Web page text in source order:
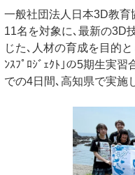
一般社団法人日本3D教育
11名を対象に､最新の3D
じた､人材の育成を目的
ﾝｽﾌﾟﾛｼﾞｪｸﾄ｣の5期生実
での4日間､高知県で実施